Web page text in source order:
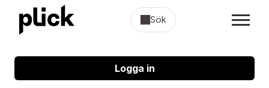
Sök
Logga in